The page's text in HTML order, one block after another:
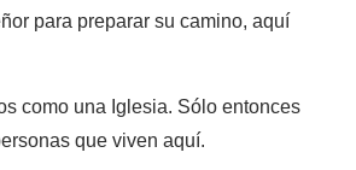
para preparar su camino, aquí
como una Iglesia. Sólo entonces
que viven aquí.